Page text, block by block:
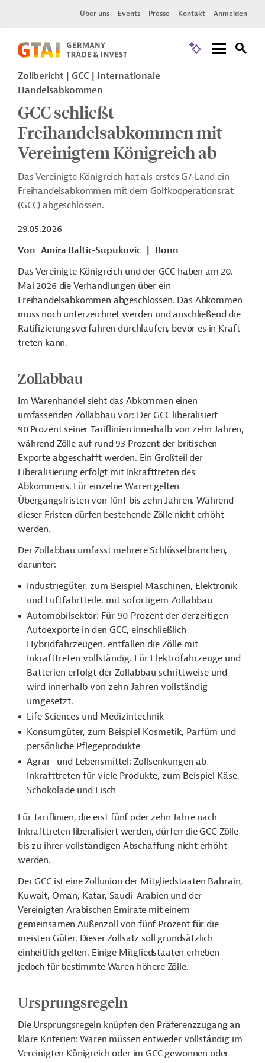
Über uns Events Presse Kontakt Anmelden
Zollbericht GCC
Internationale
Handelsabkommen
GCC schließt
Freihandelsabkommen mit
Vereinigtem Königreich ab
Das Vereinigte Königreich hat als erstes G7‑Land ein
Freihandelsabkommen mit dem Golfkooperationsrat
(GCC) abgeschlossen.
29.05.2026
Von Amira Baltic-Supukovic
Bonn
Das Vereinigte Königreich und der GCC haben am 20.
Mai 2026 die Verhandlungen über ein
Freihandelsabkommen abgeschlossen. Das Abkommen
muss noch unterzeichnet werden und anschließend die
Ratifizierungsverfahren durchlaufen, bevor es in Kraft
treten kann.
Zollabbau
Im Warenhandel sieht das Abkommen einen
umfassenden Zollabbau vor: Der GCC liberalisiert
90 Prozent seiner Tariflinien innerhalb von zehn Jahren,
während Zölle auf rund 93 Prozent der britischen
Exporte abgeschafft werden. Ein Großteil der
Liberalisierung erfolgt mit Inkrafttreten des
Abkommens. Für einzelne Waren gelten
Übergangsfristen von fünf bis zehn Jahren. Während
dieser Fristen dürfen bestehende Zölle nicht erhöht
werden.
Der Zollabbau umfasst mehrere Schlüsselbranchen,
darunter:
Industriegüter, zum Beispiel Maschinen, Elektronik
und Luftfahrtteile, mit sofortigem Zollabbau
Automobilsektor: Für 90 Prozent der derzeitigen
Autoexporte in den GCC, einschließlich
Hybridfahrzeugen, entfallen die Zölle mit
Inkrafttreten vollständig. Für Elektrofahrzeuge und
Batterien erfolgt der Zollabbau schrittweise und
wird innerhalb von zehn Jahren vollständig
umgesetzt.
Life Sciences und Medizintechnik
Konsumgüter, zum Beispiel Kosmetik, Parfüm und
persönliche Pflegeprodukte
Agrar- und Lebensmittel: Zollsenkungen ab
Inkrafttreten für viele Produkte, zum Beispiel Käse,
Schokolade und Fisch
Für Tariflinien, die erst fünf oder zehn Jahre nach
Inkrafttreten liberalisiert werden, dürfen die GCC-Zölle
bis zu ihrer vollständigen Abschaffung nicht erhöht
werden.
Der GCC ist eine Zollunion der Mitgliedstaaten Bahrain,
Kuwait, Oman, Katar, Saudi-Arabien und der
Vereinigten Arabischen Emirate mit einem
gemeinsamen Außenzoll von fünf Prozent für die
meisten Güter. Dieser Zollsatz soll grundsätzlich
einheitlich gelten. Einige Mitgliedstaaten erheben
jedoch für bestimmte Waren höhere Zölle.
Ursprungsregeln
Die Ursprungsregeln knüpfen den Präferenzzugang an
klare Kriterien: Waren müssen entweder vollständig im
Vereinigten Königreich oder im GCC gewonnen oder